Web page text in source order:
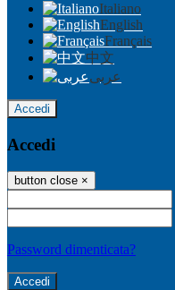
Italiano
English
Français
中文
عربى
Accedi
Accedi
button close ×
Password dimenticata?